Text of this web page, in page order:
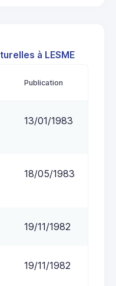
à LESME
Publication
13/01/1983
18/05/1983
19/11/1982
19/11/1982